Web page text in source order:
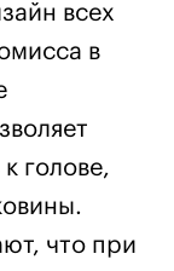
всех
в
голове,
что при